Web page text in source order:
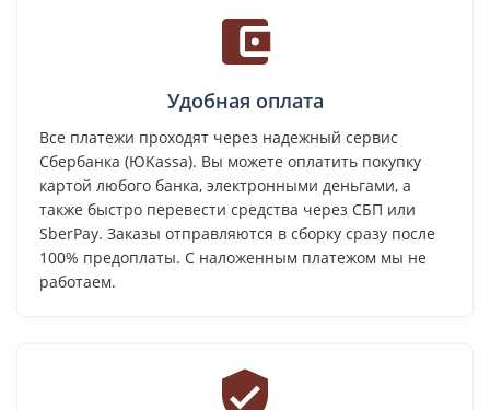
Удобная оплата
Все платежи проходят через надежный сервис
Сбербанка (ЮKassa). Вы можете оплатить покупку
картой любого банка, электронными деньгами, а
также быстро перевести средства через СБП или
SberPay. Заказы отправляются в сборку сразу после
100% предоплаты. С наложенным платежом мы не
работаем.